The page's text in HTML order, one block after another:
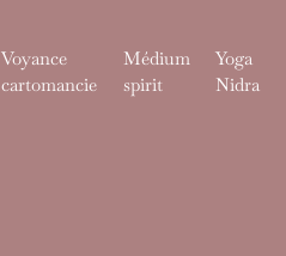
Voyance
cartomancie
Médium
spirit
Yoga
Nidra